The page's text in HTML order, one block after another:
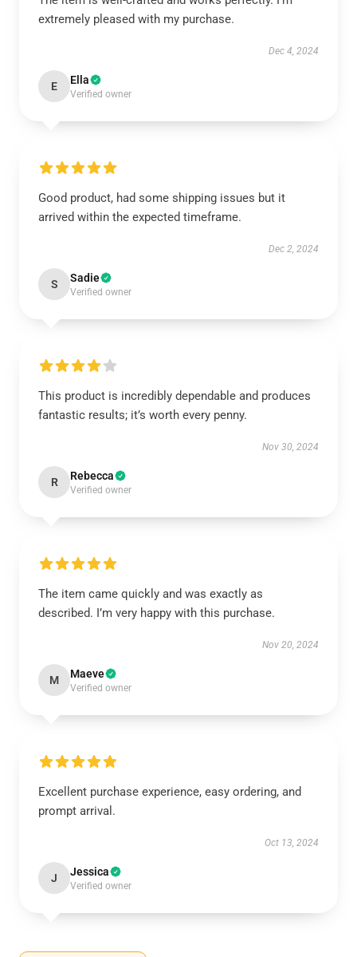
extremely pleased with my purchase.
Dec 4, 2024
E Ella
Verified owner
Good product, had some shipping issues but it
arrived within the expected timeframe.
Dec 2, 2024
S Sadie
Verified owner
This product is incredibly dependable and produces
fantastic results; it’s worth every penny.
Nov 30, 2024
R Rebecca
Verified owner
The item came quickly and was exactly as
described. I’m very happy with this purchase.
Nov 20, 2024
M Maeve
Verified owner
Excellent purchase experience, easy ordering, and
prompt arrival.
Oct 13, 2024
J Jessica
Verified owner